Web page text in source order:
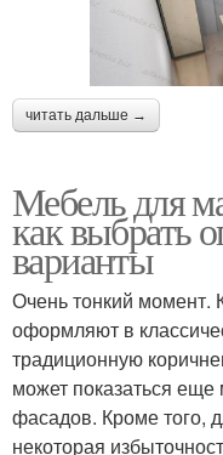
читать дальше →
Мебель для
как выбрать
варианты
Очень тонкий момент.
оформляют в
традиционную
может показаться
фасадов. Кроме того,
некоторая